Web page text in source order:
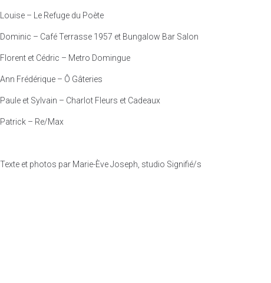
Louise – Le Refuge du Poète
Dominic – Café Terrasse 1957 et Bungalow Bar Salon
Florent et Cédric – Metro Domingue
Ann Frédérique – Ô Gâteries
Paule et Sylvain – Charlot Fleurs et Cadeaux
Patrick – Re/Max
Texte et photos par Marie-Ève Joseph, studio Signifié/s